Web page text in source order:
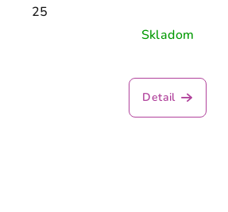
25
Skladom
Detail